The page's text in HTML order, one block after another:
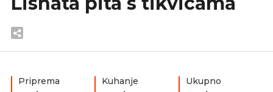
Priprema
Kuhanje
Ukupno